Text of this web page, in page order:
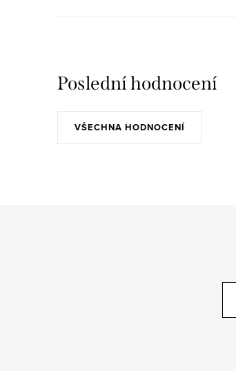
Poslední hodnocení
VŠECHNA HODNOCENÍ